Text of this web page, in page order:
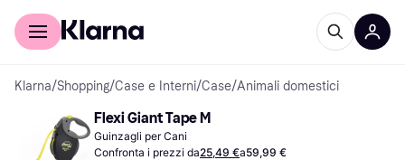
Per il tuo shopping
Klarna/Shopping/Case e Interni/Case/Animali domestici
Flexi Giant Tape M
Guinzagli per Cani
Confronta i prezzi da25,49 €a59,99 €